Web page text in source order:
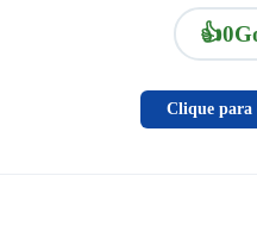
👍0
Clique para